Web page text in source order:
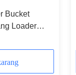
Bucket
Loader